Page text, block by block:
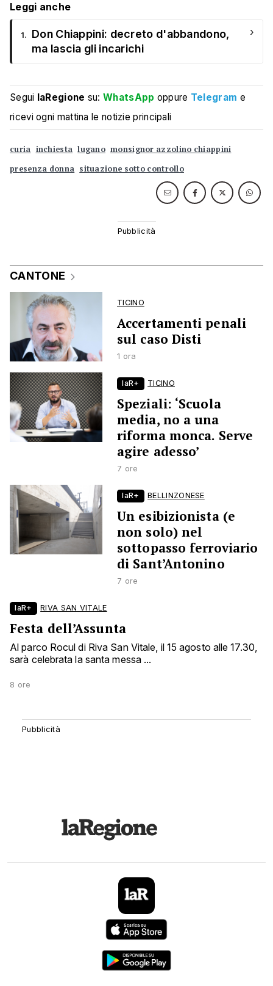
Leggi anche
1.
Don Chiappini: decreto d'abbandono,
ma lascia gli incarichi
›
Segui laRegione su:WhatsApp oppure Telegram e
ricevi ogni mattina le notizie principali
curia inchiesta lugano monsignor azzolino chiappini
presenza donna situazione sotto controllo
CANTONE
TICINO
Accertamenti penali
sul caso Disti
1 ora
laR+ TICINO
Speziali: ‘Scuola
media, no a una
riforma monca. Serve
agire adesso’
7 ore
laR+ BELLINZONESE
Un esibizionista (e
non solo) nel
sottopasso ferroviario
di Sant’Antonino
7 ore
laR+ RIVA SAN VITALE
Festa dell’Assunta
Al parco Rocul di Riva San Vitale, il 15 agosto alle 17.30,
sarà celebrata la santa messa ...
8 ore